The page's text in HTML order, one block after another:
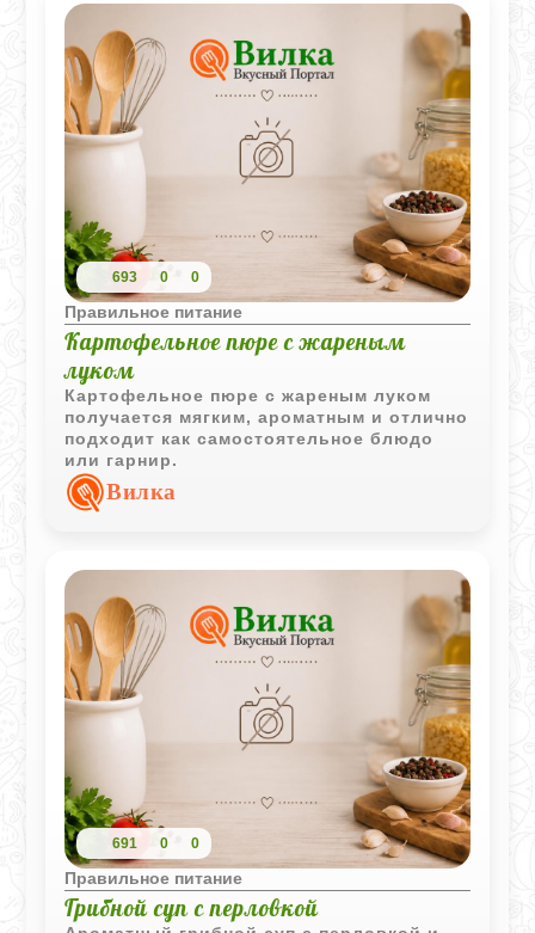
693 0 0
Правильное питание
Картофельное пюре с жареным
луком
Картофельное пюре с жареным луком
получается мягким, ароматным и отлично
подходит как самостоятельное блюдо
или гарнир.
Вилка
691 0 0
Правильное питание
Грибной суп с перловкой